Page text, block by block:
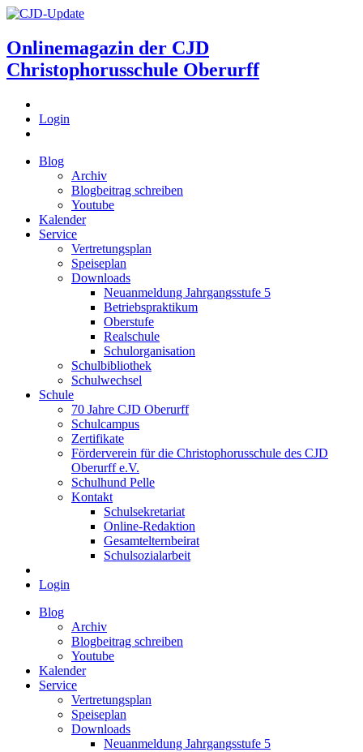
Onlinemagazin der CJD
Christophorusschule Oberurff
Login
Blog
Archiv
Blogbeitrag schreiben
Youtube
Kalender
Service
Vertretungsplan
Speiseplan
Downloads
Neuanmeldung Jahrgangsstufe 5
Betriebspraktikum
Oberstufe
Realschule
Schulorganisation
Schulbibliothek
Schulwechsel
Schule
70 Jahre CJD Oberurff
Schulcampus
Zertifikate
Förderverein für die Christophorusschule des CJD
Oberurff e.V.
Schulhund Pelle
Kontakt
Schulsekretariat
Online-Redaktion
Gesamtelternbeirat
Schulsozialarbeit
Login
Blog
Archiv
Blogbeitrag schreiben
Youtube
Kalender
Service
Vertretungsplan
Speiseplan
Downloads
Neuanmeldung Jahrgangsstufe 5